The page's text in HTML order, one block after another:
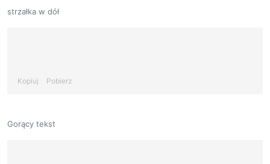
strzałka w dół
Kopiuj Pobierz
Gorący tekst